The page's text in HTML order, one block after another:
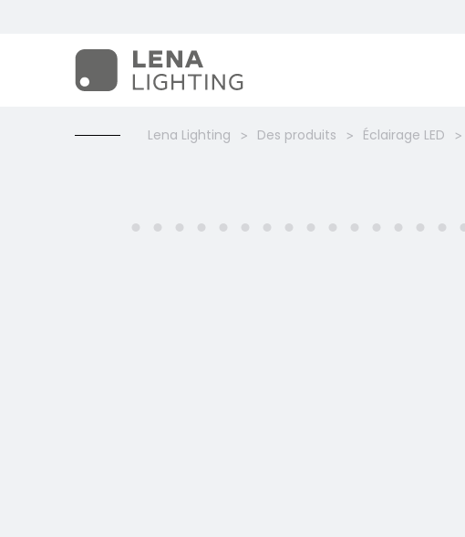
Lena Lighting Des produits Éclairage LED